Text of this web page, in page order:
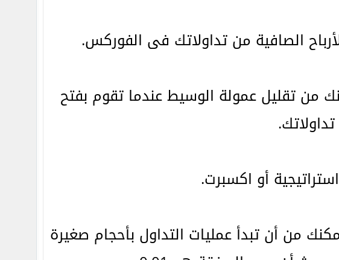
الصافية من تداولاتك فى الفوركس.
نقطة وذلك سيمكنك من تقليل عمولة الوسيط عندما تقوم بفتح
من أن تبدأ عمليات التداول بأحجام صغيرة